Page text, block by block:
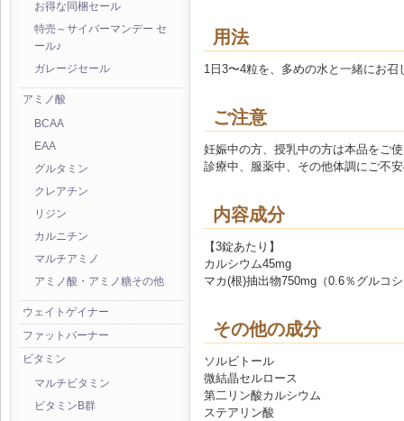
お得な同梱セール
特売～サイバーマンデー セ
ール♪
ガレージセール
アミノ酸
BCAA
EAA
グルタミン
クレアチン
リジン
カルニチン
マルチアミノ
アミノ酸・アミノ糖その他
ウェイトゲイナー
ファットバーナー
ビタミン
マルチビタミン
ビタミンB群
用法
1日3〜4粒を、多めの水と一緒にお召
ご注意
妊娠中の方、授乳中の方は本品をご
診療中、服薬中、その他体調にご不
内容成分
【3錠あたり】
カルシウム45mg
マカ(根)抽出物750mg（0.6％グルコ
その他の成分
ソルビトール
微結晶セルロース
第二リン酸カルシウム
ステアリン酸